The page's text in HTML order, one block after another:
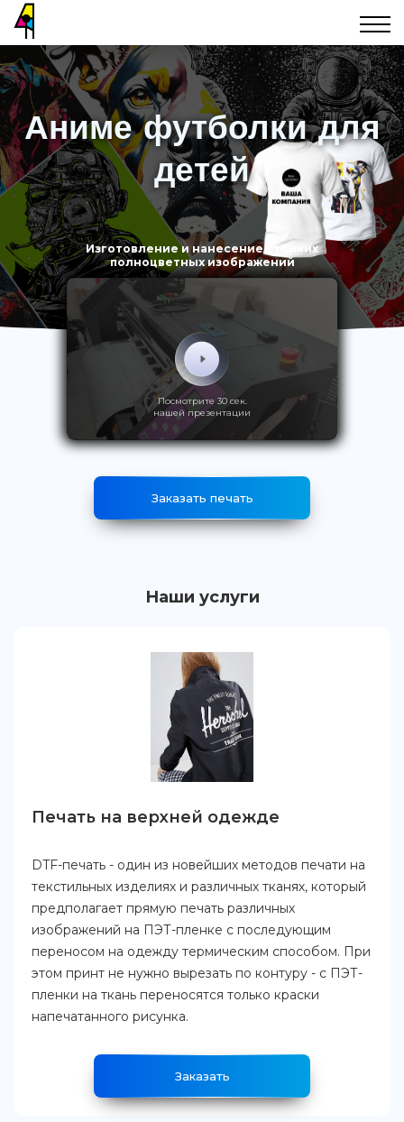
Аниме футболки для
детей
Изготовление и нанесение стойких
полноцветных изображений
Посмотрите 30 сек.
нашей презентации
Заказать печать
Наши услуги
Печать на верхней одежде
DTF-печать - один из новейших методов печати на
текстильных изделиях и различных тканях, который
предполагает прямую печать различных
изображений на ПЭТ-пленке с последующим
переносом на одежду термическим способом. При
этом принт не нужно вырезать по контуру - с ПЭТ-
пленки на ткань переносятся только краски
напечатанного рисунка.
Заказать